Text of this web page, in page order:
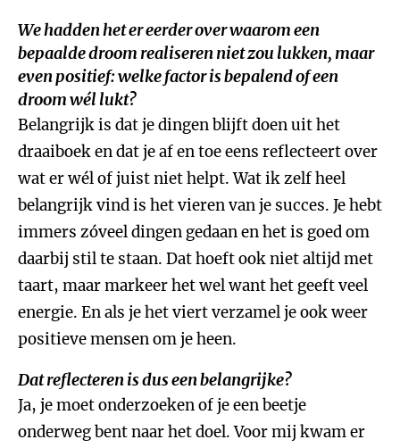
We hadden het er eerder over waarom een
bepaalde droom realiseren niet zou lukken, maar
even positief: welke factor is bepalend of een
droom wél lukt?
Belangrijk is dat je dingen blijft doen uit het
draaiboek en dat je af en toe eens reflecteert over
wat er wél of juist niet helpt. Wat ik zelf heel
belangrijk vind is het vieren van je succes. Je hebt
immers zóveel dingen gedaan en het is goed om
daarbij stil te staan. Dat hoeft ook niet altijd met
taart, maar markeer het wel want het geeft veel
energie. En als je het viert verzamel je ook weer
positieve mensen om je heen.
Dat reflecteren is dus een belangrijke?
Ja, je moet onderzoeken of je een beetje
onderweg bent naar het doel. Voor mij kwam er